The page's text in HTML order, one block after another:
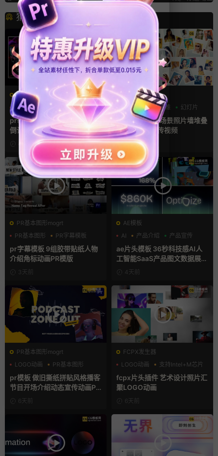
猜你喜欢
PR基本图形mogrt
PR基本图形
三维 倒计时
pr轮播模板 方屏竖屏4K展示
倒计时轮播图PR模版
4小时前
AE模板
LOGO动画
三维 幻灯片
ae相册模板 多场景照片墙堆叠
画廊幻灯片宣传视频
1天前
PR基本图形mogrt
PR基本图形
PR字幕模板
人物介绍
pr字幕模板 9组胶带贴纸人物
介绍角标动画PR模版
3天前
AE模板
AI
产品介绍 产品宣传
ae片头模板 36秒科技感AI人
工智能SaaS产品图文数据展示
宣传视频AE模板
4天前
PR基本图形mogrt
LOGO动画
PR基本图形
复古风
pr模板 做旧撕纸拼贴风格播客
节目开场介绍动态宣传动画PR
模版6天前
FCPX发生器
LOGO动画
支持Intel+M芯片
汇聚
fcpx片头插件 艺术设计照片汇
聚LOGO动画
6天前